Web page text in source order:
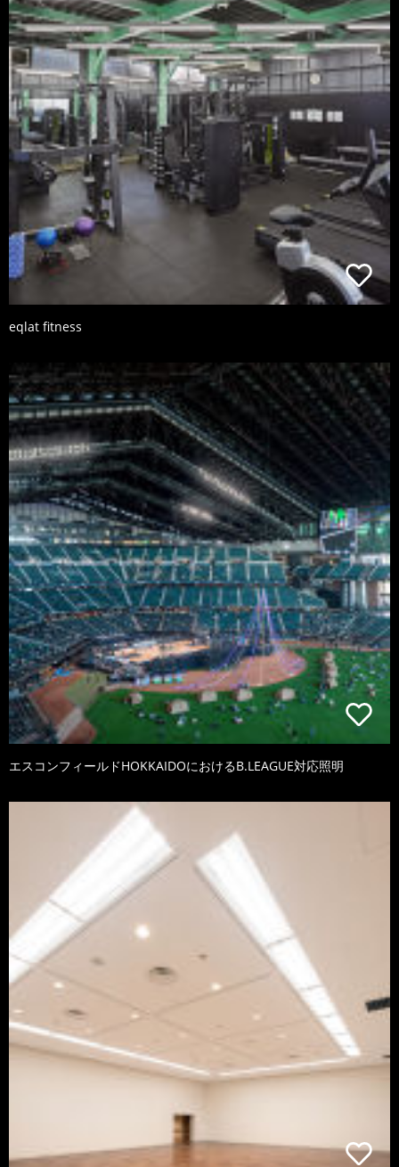
eqlat fitness
エスコンフィールドHOKKAIDOにおけるB.LEAGUE対応照明